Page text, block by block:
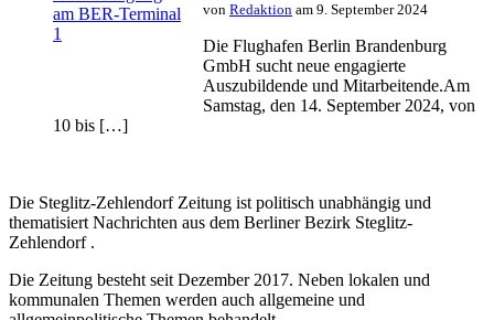
von Redaktion am 9. September 2024
Die Flughafen Berlin Brandenburg
GmbH sucht neue engagierte
Auszubildende und Mitarbeitende.Am
Samstag, den 14. September 2024, von
10 bis […]
Die Steglitz-Zehlendorf Zeitung ist politisch unabhängig und
thematisiert Nachrichten aus dem Berliner Bezirk Steglitz-
Zehlendorf .
Die Zeitung besteht seit Dezember 2017. Neben lokalen und
kommunalen Themen werden auch allgemeine und